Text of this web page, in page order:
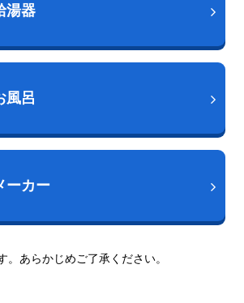
湯器
風呂
ーカー
あらかじめご了承ください。